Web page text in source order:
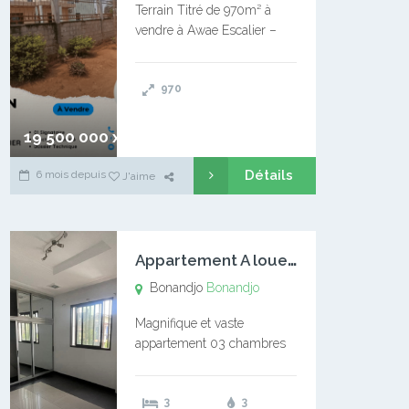
19 500 000 xaf
Terrain Titré de 970m² à
vendre à Awae Escalier –
l’Université Catholique –
970
6 mois depuis J'aime Détails
A
ppartement A louer Bonandjo
Bonandjo Bonandjo
Magnifique et vaste
appartement 03 chambres
douches 01 vaste salon 01
3 3